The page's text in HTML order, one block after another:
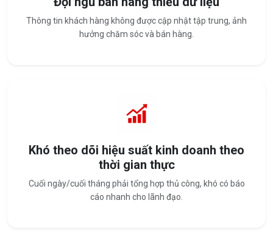
Thông tin khách hàng không được cập nhật tập trung, ảnh
hưởng chăm sóc và bán hàng.
Khó theo dõi hiệu suất kinh doanh theo
thời gian thực
Cuối ngày/cuối tháng phải tổng hợp thủ công, khó có báo
cáo nhanh cho lãnh đạo.